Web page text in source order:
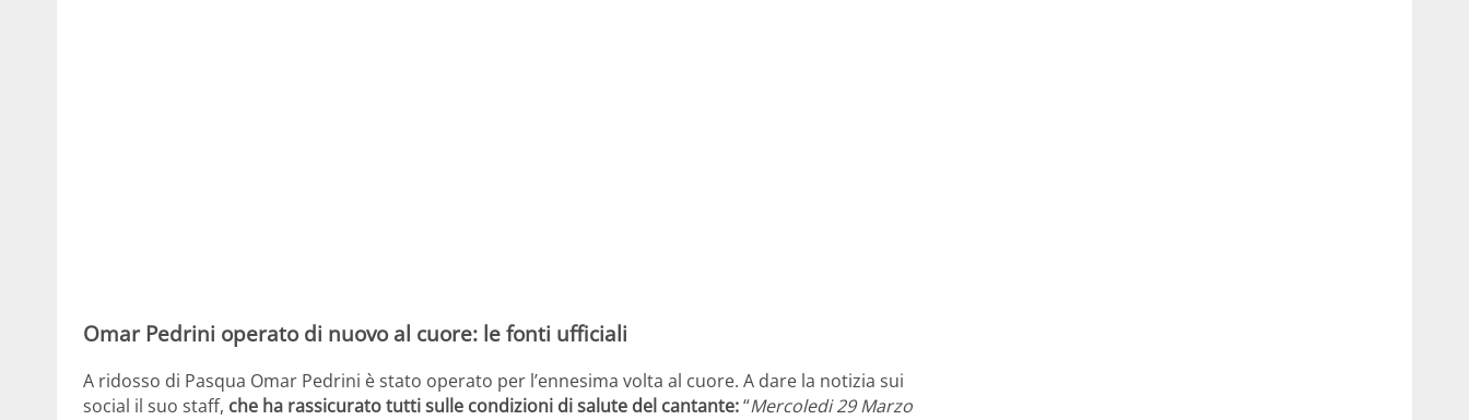
Omar Pedrini operato di nuovo al cuore: le fonti ufficiali
A ridosso di Pasqua Omar Pedrini è stato operato per l’ennesima volta al cuore. A dare la notizia sui
social il suo staff, che ha rassicurato tutti sulle condizioni di salute del cantante:“Mercoledi 29 Marzo